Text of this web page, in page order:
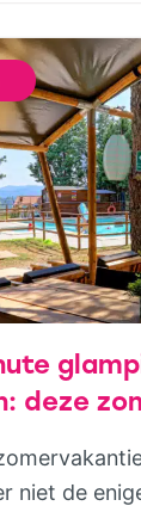
niet
deze
en Tendi
niet de